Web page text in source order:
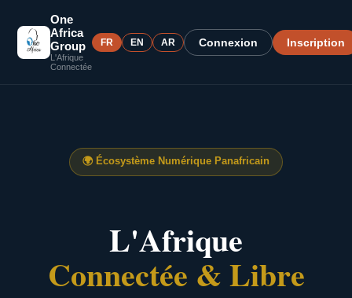
One
Africa
Group
L'Afrique
Connectée
FR EN AR Connexion Inscription
🌍 Écosystème Numérique Panafricain
L'Afrique
Connectée & Libre